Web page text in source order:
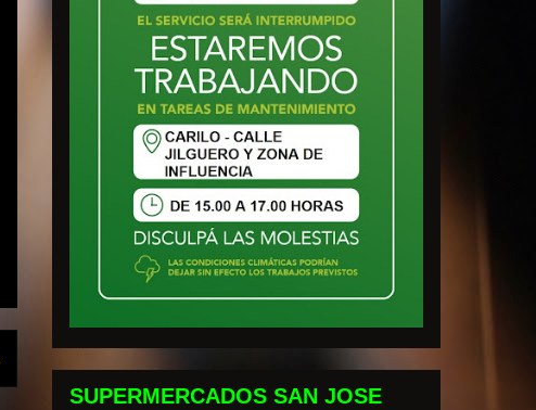
SUPERMERCADOS SAN JOSE